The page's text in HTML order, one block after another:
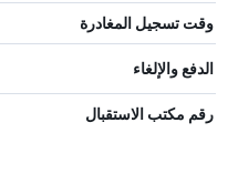
وقت تسجيل المغادرة
الدفع والإلغاء
رقم مكتب الاستقبال